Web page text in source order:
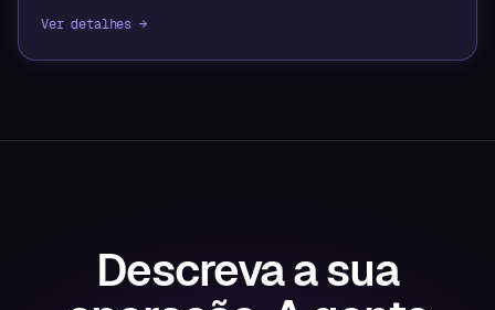
Ver detalhes →
Descreva a sua